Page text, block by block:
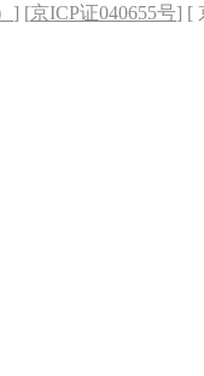
] [京ICP证040655号] [